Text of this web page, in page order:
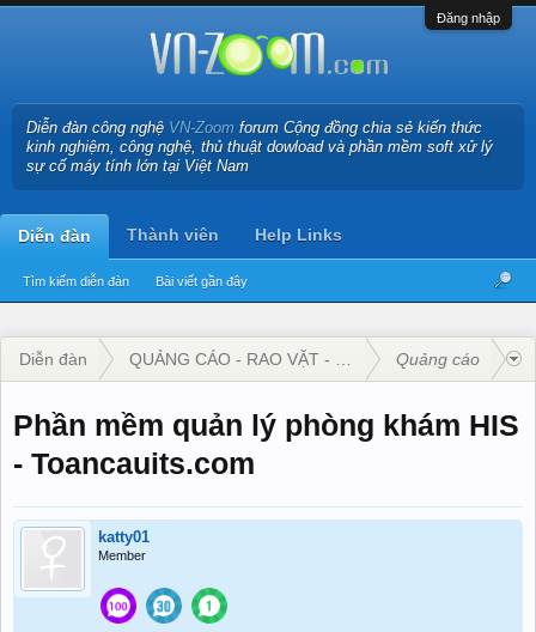
Đăng nhập
Diễn đàn công nghệ VN-Zoom forum Cộng đồng chia sẻ kiến thức
kinh nghiệm, công nghệ, thủ thuật dowload và phần mềm soft xử lý
sự cố máy tính lớn tại Việt Nam
Diễn đàn
Tìm kiếm diễn đàn Bài viết gần đây
Thành viên Help Links
Diễn đàn QUẢNG CÁO - RAO VẶT - KINH DOANHQuảng cáo
Phần mềm quản lý phòng khám HIS
- Toancauits.com
katty01
Member